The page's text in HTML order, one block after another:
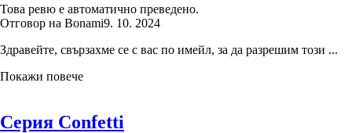
Това ревю е автоматично преведено.
Отговор на Bonami9. 10. 2024
Здравейте, свързахме се с вас по имейл, за да разрешим този ...
Покажи повече
Серия Confetti